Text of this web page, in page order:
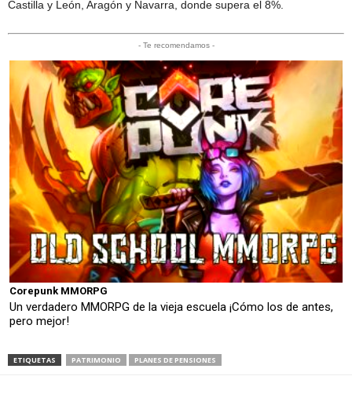
Castilla y León, Aragón y Navarra, donde supera el 8%.
- Te recomendamos -
Corepunk MMORPG
Un verdadero MMORPG de la vieja escuela ¡Cómo los de antes,
pero mejor!
ETIQUETAS PATRIMONIO PLANES DE PENSIONES